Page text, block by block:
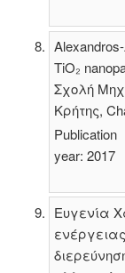
TiO₂
Σχολή
Κρήτης,
Publication
year: 2017
Ευγενία